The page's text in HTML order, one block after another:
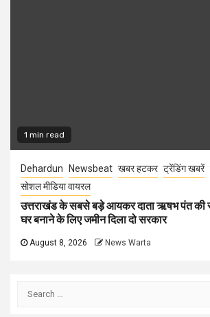
1 min read
Dehardun Newsbeat खबर हटकर ट्रेंडिंग खबरें
सोशल मीडिया वायरल
उत्तराखंड के सबसे बड़े आयकर दाता ऋषभ पंत की
घर बनाने के लिए जमीन दिला दो सरकार
August 8, 2026 News Warta
Search